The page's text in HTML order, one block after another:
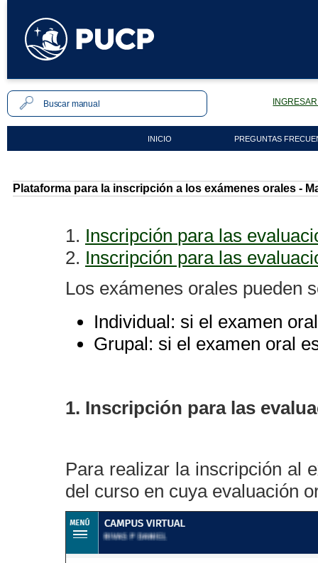
INICIO PREGUNTAS
Plataforma para la inscripción a los exámenes orales -
1. Inscripción para las
2. Inscripción para las
Los exámenes orales pueden
Individual: si el examen
Grupal: si el examen oral
1. Inscripción para las
Para realizar la inscripción al
del curso en cuya evaluación